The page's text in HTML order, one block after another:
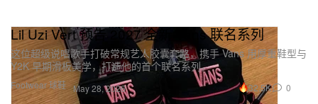
Footwear 球鞋
Lil Uzi Vert 预告 2027 全新 Vans 联名系列
这位超级说唱歌手打破常规艺人胶囊套路，携手 Vans 用厚重鞋型与
Y2K 早期滑板美学，打造他的首个联名系列。
May 28, 2026 32.5K 0